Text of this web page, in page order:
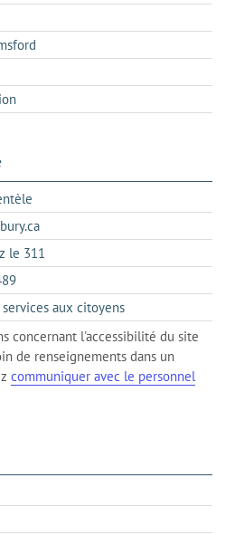
dans
un
nouvel
s'ouvre
dans
votre
de
messagerie
le 311
dans
un
client
de
votre
téléphone
s'ouvre
dans
un
client
de
votre
aux citoyenss'ouvre
dans
l'onglet
actuel
concernant l'accessibilité du site
de renseignements dans un
communiquer avec le personnel